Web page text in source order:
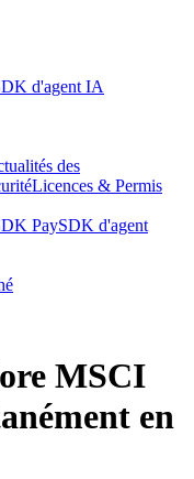
d'agent IA
des
Licences & Permis
PaySDK d'agent
MSCI
en